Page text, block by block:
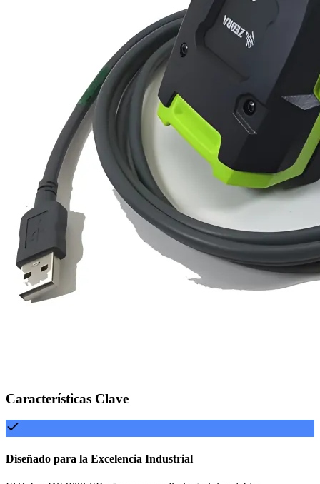
Características Clave
Diseñado para la Excelencia Industrial